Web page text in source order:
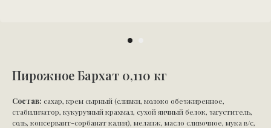
Пирожное Бархат 0,110 кг
Состав: сахар, крем сырный (сливки, молоко обезжиренное,
стабилизатор, кукурузный крахмал, сухой яичный белок, загуститель,
соль, консервант-сорбанат калия), меланж, масло сливочное, мука в/с,